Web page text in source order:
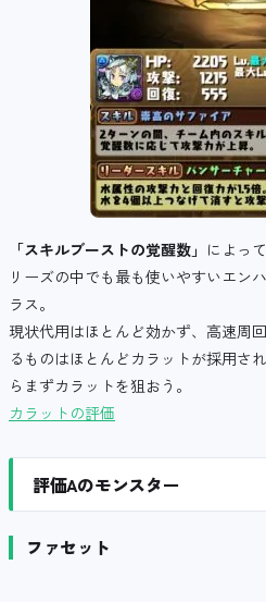
「スキルブーストの覚醒数」 によっ
リーズの中でも最も使いやすいエン
ラス。
現状代用はほとんど効かず、高速周
るものはほとんどカラットが採用さ
らまずカラットを狙おう。
カラットの評価
評価Aのモンスター
ファセット